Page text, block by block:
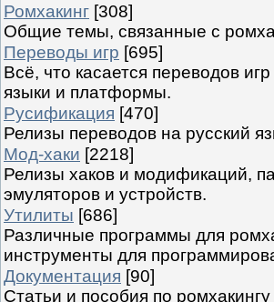
Ромхакинг [308]
Общие темы, связанные с
Переводы игр [695]
Всё, что касается переводов
языки и платформы.
Русификация [470]
Релизы переводов на русский
Мод-хаки [2218]
Релизы хаков и модификаций,
эмуляторов и устройств.
Утилиты [686]
Различные программы для
инструменты для
Документация [90]
Статьи и пособия по